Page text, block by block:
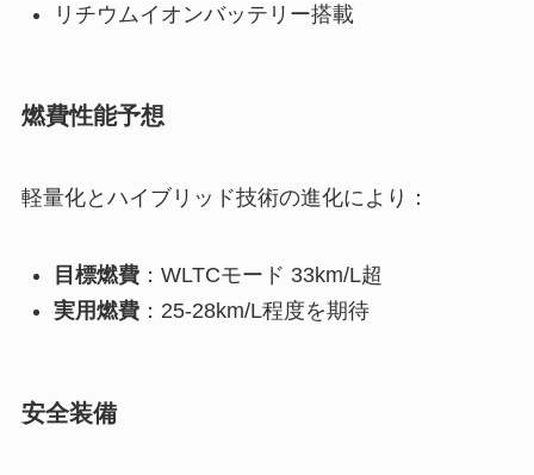
リチウムイオンバッテリー搭載
燃費性能予想
軽量化とハイブリッド技術の進化により：
目標燃費：WLTCモード 33km/L超
実用燃費：25-28km/L程度を期待
安全装備